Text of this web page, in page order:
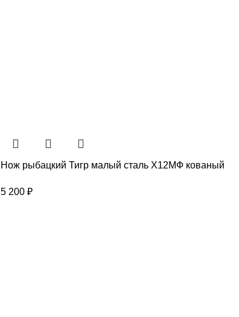
Нож рыбацкий Тигр малый сталь Х12МФ кованый
5 200 ₽